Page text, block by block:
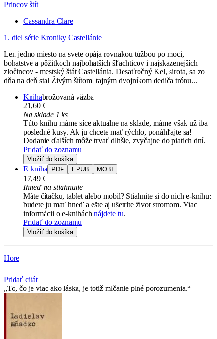
Princov štít
Cassandra Clare
1. diel série Kroniky Castellánie
Len jedno miesto na svete opája rovnakou túžbou po moci,
bohatstve a pôžitkoch najbohatších šľachticov i najskazenejších
zločincov - mestský štát Castellánia. Desaťročný Kel, sirota, sa zo
dňa na deň stal Živým štítom, tajným dvojníkom dediča trónu...
Knihabrožovaná väzba
21,60 €
Na sklade 1 ks
Túto knihu máme síce aktuálne na sklade, máme však už iba
posledné kusy. Ak ju chcete mať rýchlo, ponáhľajte sa!
Dodanie ďalších môže trvať dlhšie, zvyčajne do piatich dní.
Pridať do zoznamu
Vložiť do košíka
E-kniha PDF EPUB MOBI
17,49 €
Ihneď na stiahnutie
Máte čítačku, tablet alebo mobil? Stiahnite si do nich e-knihu:
budete ju mať hneď a ešte aj ušetríte život stromom. Viac
informácii o e-knihách nájdete tu.
Pridať do zoznamu
Vložiť do košíka
Hore
Pridať citát
To, čo je viac ako láska, je totiž mlčanie plné porozumenia.